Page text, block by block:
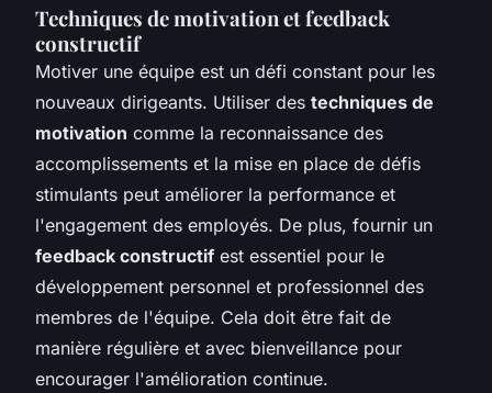
Techniques de motivation et feedback
constructif
Motiver une équipe est un défi constant pour les
nouveaux dirigeants. Utiliser des techniques de
motivation comme la reconnaissance des
accomplissements et la mise en place de défis
stimulants peut améliorer la performance et
l'engagement des employés. De plus, fournir un
feedback constructif est essentiel pour le
développement personnel et professionnel des
membres de l'équipe. Cela doit être fait de
manière régulière et avec bienveillance pour
encourager l'amélioration continue.